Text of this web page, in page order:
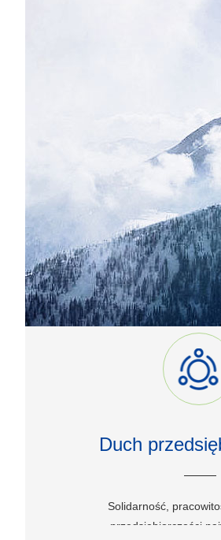
Duch
Solidarność,
przedsiębiorczości